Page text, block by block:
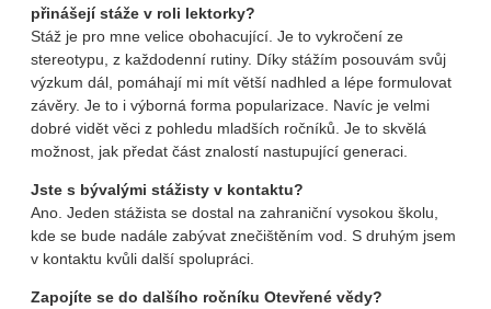
přinášejí stáže v roli lektorky?
Stáž je pro mne velice obohacující. Je to vykročení ze
stereotypu, z každodenní rutiny. Díky stážím posouvám svůj
výzkum dál, pomáhají mi mít větší nadhled a lépe formulovat
závěry. Je to i výborná forma popularizace. Navíc je velmi
dobré vidět věci z pohledu mladších ročníků. Je to skvělá
možnost, jak předat část znalostí nastupující generaci.
Jste s bývalými stážisty v kontaktu?
Ano. Jeden stážista se dostal na zahraniční vysokou školu,
kde se bude nadále zabývat znečištěním vod. S druhým jsem
v kontaktu kvůli další spolupráci.
Zapojíte se do dalšího ročníku Otevřené vědy?